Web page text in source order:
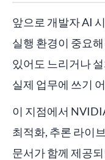
앞으로 개발자 AI
실행 환경이 중요
있어도 느리거나
실제 업무에 쓰기
이 지점에서
최적화, 추론 라이
문서가 함께 제공